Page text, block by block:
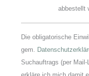
abbestellt
Die obligatorische
gem.
Suchauftrags (per